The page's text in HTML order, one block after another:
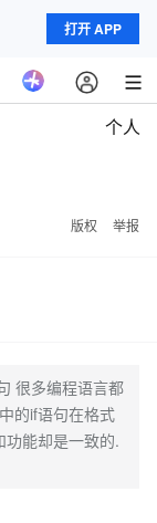
打开 APP
个人
版权 举报
很多编程语言都
的if语句在格式
功能却是一致的.